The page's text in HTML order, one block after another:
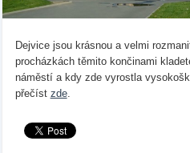
Dejvice jsou krásnou a velmi
procházkách těmito končinami
náměstí a kdy zde vyrostla
přečíst zde.